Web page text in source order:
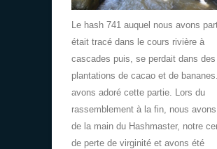
Le hash 741 auquel nous avons
était tracé dans le cours rivière à
cascades puis, se perdait dans des
plantations de cacao et de
avons adoré cette partie. Lors du
rassemblement à la fin, nous
de la main du Hashmaster, notre
de perte de virginité et avons été